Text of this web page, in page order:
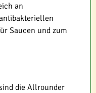
an
Saucen und zum
die Allrounder